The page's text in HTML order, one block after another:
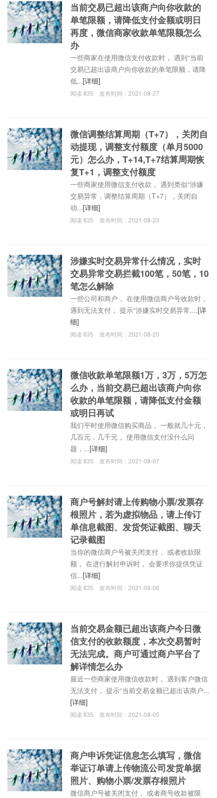
当前交易已超出该商户向你收款的
单笔限额，请降低支付金额或明日
再度，微信商家收款单笔限额怎么
办
一些商家在使用微信支付收款时， 遇到“当前
交易已超出该商户向你收款的单笔限额，请降
低...[详细]
阅读835 发布时间：2021-08-27
微信调整结算周期（T+7），关闭自
动提现，调整支付额度（单月5000
元）怎么办，T+14,T+7结算周期恢
复T+1，调整支付额度
一些商家使用微信支付收款， 遇到类似“涉嫌
交易异常，调整结算周期（T+7），关闭自
动...[详细]
阅读835 发布时间：2021-08-23
涉嫌实时交易异常什么情况，实时
交易异常交易拦截100笔，50笔，10
笔怎么解除
一些公司和商户， 在使用微信商户号收款时，
遇到无法支付， 提示“涉嫌实时交易异常,...[详
细]
阅读835 发布时间：2021-08-20
微信收款单笔限额1万，3万，5万怎
么办，当前交易已超出该商户向你
收款的单笔限额，请降低支付金额
或明日再试
我们平时使用微信购买商品， 一般就几十元，
几百元，几千元， 使用微信支付没什么问
题，...[详细]
阅读835 发布时间：2021-08-07
商户号解封请上传购物小票/发票存
根照片，若为虚拟物品，请上传订
单信息截图、发货凭证截图、聊天
记录截图
当你的微信商户号被关闭支付， 或者收款限
额， 在进行解封申诉时， 会要求你提供凭证
信...[详细]
阅读835 发布时间：2021-08-06
当前交易金额已超出该商户今日微
信支付的收款额度，本次交易暂时
无法完成。商户可通过商户平台了
解详情怎么办
最近一些商家使用微信收款时， 遇到客户微信
无法支付， 提示“当前交易金额已超出该商户...
[详细]
阅读835 发布时间：2021-08-05
商户申诉凭证信息怎么填写，微信
举证订单请上传物流公司发货单据
照片、购物小票/发票存根照片
微信商户号被关闭支付， 或者商号收款被限